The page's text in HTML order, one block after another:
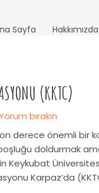
Sayfa Hakkımızda
(KKTC)
bırakın
derece önemli bir
doldurmak
Keykubat
Karpaz’da